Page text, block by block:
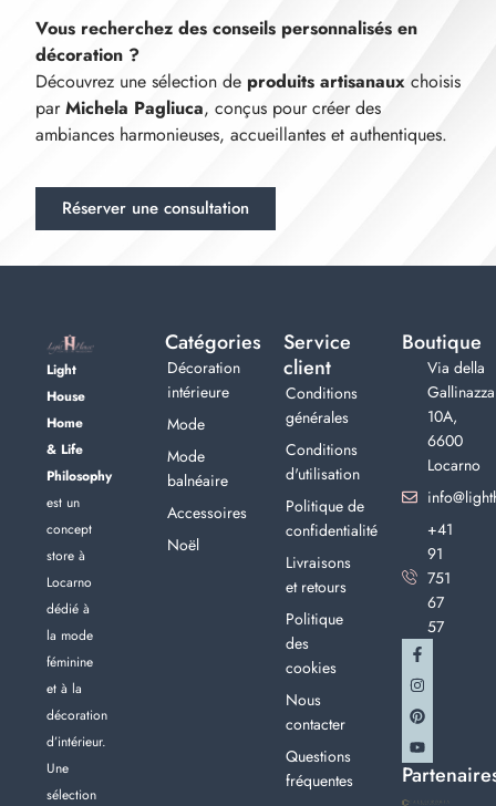
Vous recherchez des conseils personnalisés en
décoration ?
Découvrez une sélection de produits artisanaux choisis
parMichela Pagliuca, conçus pour créer des
ambiances harmonieuses, accueillantes et authentiques.
Réserver une consultation
Light
House
Home
& Life
Philosophy
est un
concept
store à
Locarno
dédié à
la mode
féminine
et à la
décoration
d’intérieur.
Une
sélection
Catégories
Décoration
intérieure
Mode
Mode
balnéaire
Accessoires
Noël
Service
client
Conditions
générales
Conditions
d'utilisation
Politique de
confidentialité
Livraisons
et retours
Politique
des
cookies
Nous
contacter
Questions
fréquentes
Boutique
Via della
Gallinazza
10A,
6600
Locarno
+41
91
751
67
57